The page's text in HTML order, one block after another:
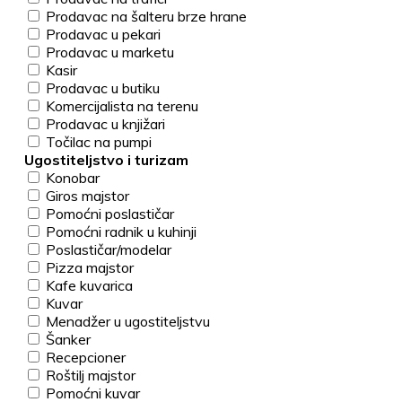
Prodavac na šalteru brze hrane
Prodavac u pekari
Prodavac u marketu
Kasir
Prodavac u butiku
Komercijalista na terenu
Prodavac u knjižari
Točilac na pumpi
Ugostiteljstvo i turizam
Konobar
Giros majstor
Pomoćni poslastičar
Pomoćni radnik u kuhinji
Poslastičar/modelar
Pizza majstor
Kafe kuvarica
Kuvar
Menadžer u ugostiteljstvu
Šanker
Recepcioner
Roštilj majstor
Pomoćni kuvar